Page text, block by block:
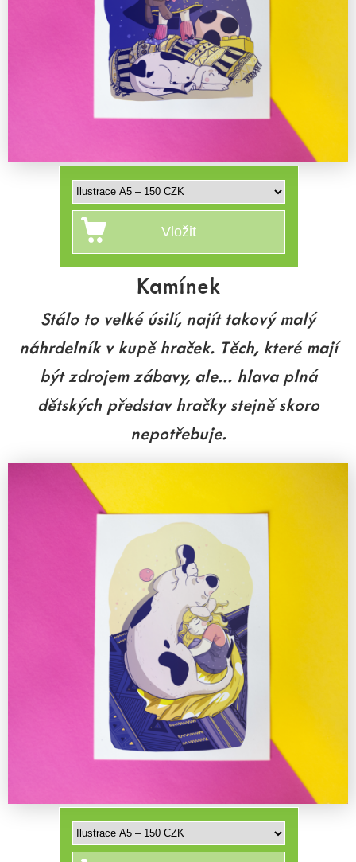
Kamínek
Stálo to velké úsilí, najít takový malý
náhrdelník v kupě hraček. Těch, které mají
být zdrojem zábavy, ale... hlava plná
dětských představ hračky stejně skoro
nepotřebuje.